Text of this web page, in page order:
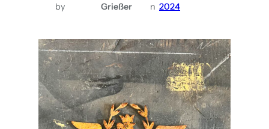
by
Grießer
n 2024